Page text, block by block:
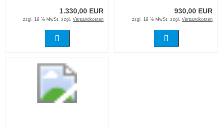
1.330,00 EUR
zzgl. 19 % MwSt. zzgl. Versandkosten
930,00 EUR
zzgl. 19 % MwSt. zzgl. Versandkosten